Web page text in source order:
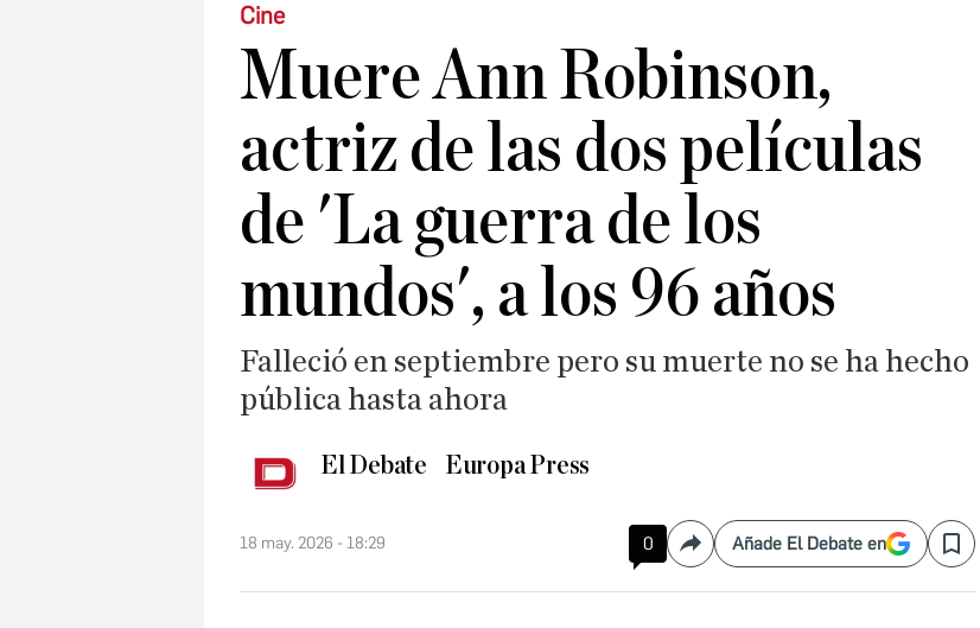
Cine
Muere Ann Robinson,
actriz de las dos películas
de 'La guerra de los
mundos', a los 96 años
Falleció en septiembre pero su muerte no se ha hecho
pública hasta ahora
El Debate Europa Press
18 may. 2026 - 18:29 0 CompartirAñade El Debate en Save